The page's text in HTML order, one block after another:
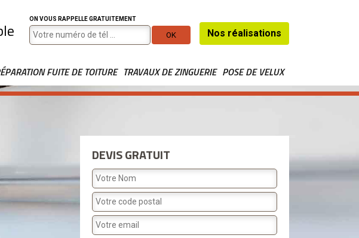
ON VOUS RAPPELLE GRATUITEMENT
Nos réalisations
FUITE DE TOITURE TRAVAUX DE ZINGUERIE POSE DE VELUX
DEVIS GRATUIT